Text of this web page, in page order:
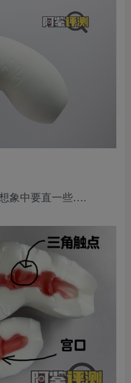
象中要直一些….